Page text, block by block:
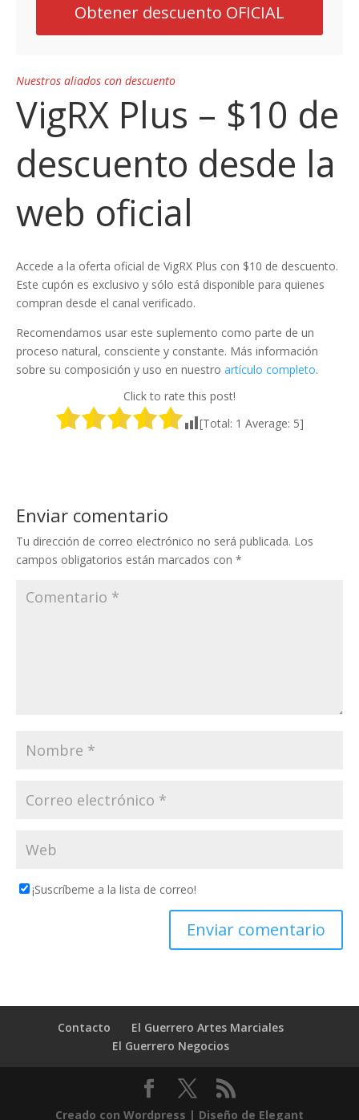
Obtener descuento OFICIAL
Nuestros aliados con descuento
VigRX Plus – $10 de
descuento desde la
web oficial
Accede a la oferta oficial de VigRX Plus con $10 de descuento.
Este cupón es exclusivo y sólo está disponible para quienes
compran desde el canal verificado.
Recomendamos usar este suplemento como parte de un
proceso natural, consciente y constante. Más información
sobre su composición y uso en nuestro artículo completo.
Click to rate this post!
[Total: 1 Average: 5]
Enviar comentario
Tu dirección de correo electrónico no será publicada. Los
campos obligatorios están marcados con *
¡Suscríbeme a la lista de correo!
Contacto
El Guerrero Artes Marciales
El Guerrero Negocios
Creado con Wordpress | Diseño de Elegant